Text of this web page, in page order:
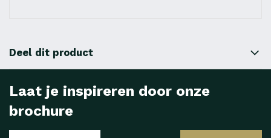
Deel dit product
Laat je inspireren door onze
brochure